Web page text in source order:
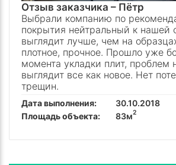
Отзыв заказчика – Пётр
Выбрали компанию по
покрытия нейтральный к нашей
выглядит лучше, чем на
плотное, прочное. Прошло уже
момента укладки плит, проблем
выглядит все как новое. Нет
трещин.
Дата выполнения:
30.10.2018
Площадь объекта:
83м2